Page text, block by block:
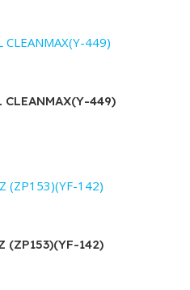
CLEANMAX(Y-449)
(ZP153)(YF-142)